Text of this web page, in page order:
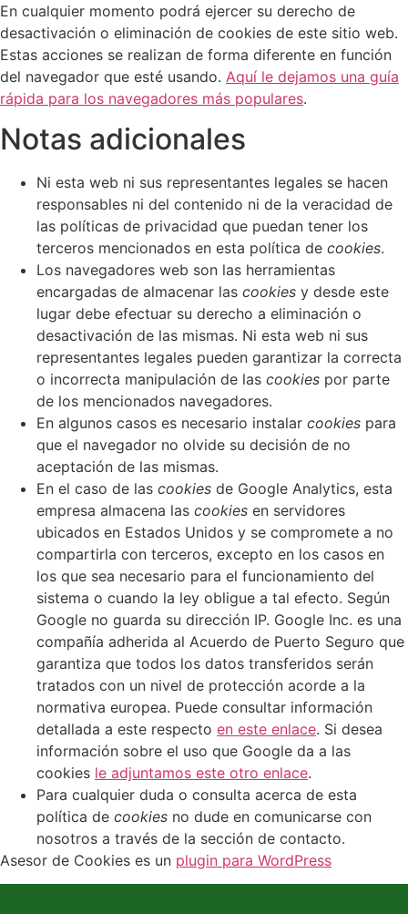
En cualquier momento podrá ejercer su derecho de
desactivación o eliminación de cookies de este sitio web.
Estas acciones se realizan de forma diferente en función
del navegador que esté usando. Aquí le dejamos una guía
rápida para los navegadores más populares.
Notas adicionales
Ni esta web ni sus representantes legales se hacen
responsables ni del contenido ni de la veracidad de
las políticas de privacidad que puedan tener los
terceros mencionados en esta política de cookies.
Los navegadores web son las herramientas
encargadas de almacenar las cookies y desde este
lugar debe efectuar su derecho a eliminación o
desactivación de las mismas. Ni esta web ni sus
representantes legales pueden garantizar la correcta
o incorrecta manipulación de las cookies por parte
de los mencionados navegadores.
En algunos casos es necesario instalar cookies para
que el navegador no olvide su decisión de no
aceptación de las mismas.
En el caso de las cookies de Google Analytics, esta
empresa almacena las cookies en servidores
ubicados en Estados Unidos y se compromete a no
compartirla con terceros, excepto en los casos en
los que sea necesario para el funcionamiento del
sistema o cuando la ley obligue a tal efecto. Según
Google no guarda su dirección IP. Google Inc. es una
compañía adherida al Acuerdo de Puerto Seguro que
garantiza que todos los datos transferidos serán
tratados con un nivel de protección acorde a la
normativa europea. Puede consultar información
detallada a este respecto en este enlace. Si desea
información sobre el uso que Google da a las
cookies le adjuntamos este otro enlace.
Para cualquier duda o consulta acerca de esta
política de cookies no dude en comunicarse con
nosotros a través de la sección de contacto.
Asesor de Cookies es un plugin para WordPress